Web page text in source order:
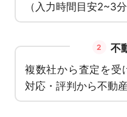
（入力時間目安2~3分
2
不
複数社から査定を受
対応・評判から不動